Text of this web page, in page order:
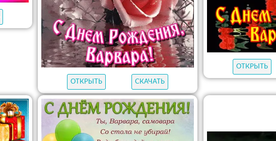
ОТКРЫТЬ СКАЧАТЬ
ОТКРЫТЬ